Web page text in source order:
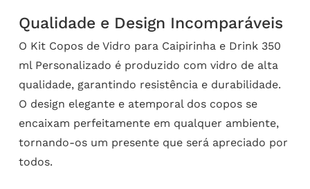
Qualidade e Design Incomparáveis
O Kit Copos de Vidro para Caipirinha e Drink 350
ml Personalizado é produzido com vidro de alta
qualidade, garantindo resistência e durabilidade.
O design elegante e atemporal dos copos se
encaixam perfeitamente em qualquer ambiente,
tornando-os um presente que será apreciado por
todos.